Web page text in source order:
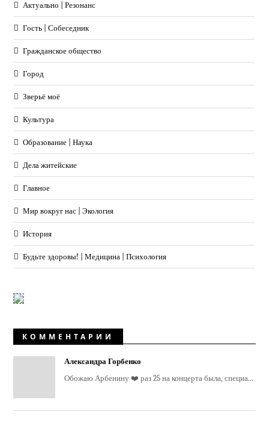
Актуально | Резонанс
Гость | Собеседник
Гражданское общество
Город
Зверьё моё
Культура
Образование | Наука
Дела житейские
Главное
Мир вокруг нас | Экология
История
Будьте здоровы! | Медицина | Психология
КОММЕНТАРИИ
Александра Горбенко
Обожаю Арбенину ❤️ раз 25 на концерта была, специа...